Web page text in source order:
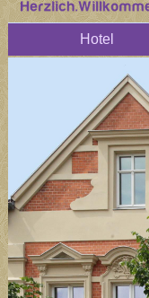
Hotel